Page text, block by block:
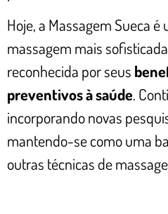
Hoje, a Massagem Sueca
massagem mais
reconhecida por seus
preventivos à saúde.
incorporando novas
mantendo-se como uma
outras técnicas de